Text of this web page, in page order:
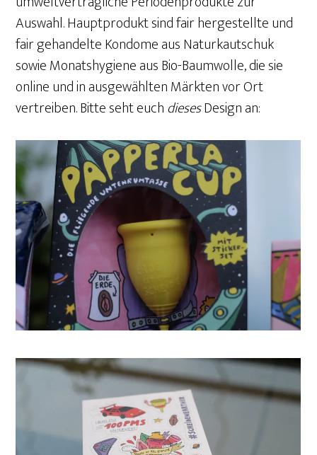
Auswahl. Hauptprodukt sind fair hergestellte und
fair gehandelte Kondome aus Naturkautschuk
sowie Monatshygiene aus Bio-Baumwolle, die sie
online und in ausgewählten Märkten vor Ort
vertreiben. Bitte seht euchdiesesDesign an: